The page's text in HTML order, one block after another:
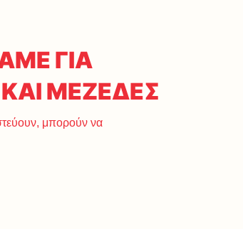
ΓΙΑ
ΜΕΖΕΔΕΣ
μπορούν να